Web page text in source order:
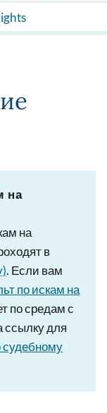
на
на
в
. Если вам
по искам на
по средам с
ссылку для